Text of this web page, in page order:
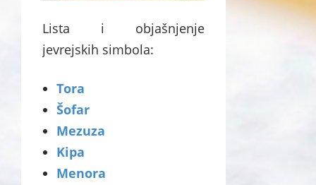
Lista i objašnjenje
jevrejskih simbola:
Tora
Šofar
Mezuza
Kipa
Menora